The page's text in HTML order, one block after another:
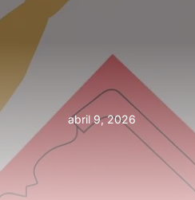
abril 9, 2026